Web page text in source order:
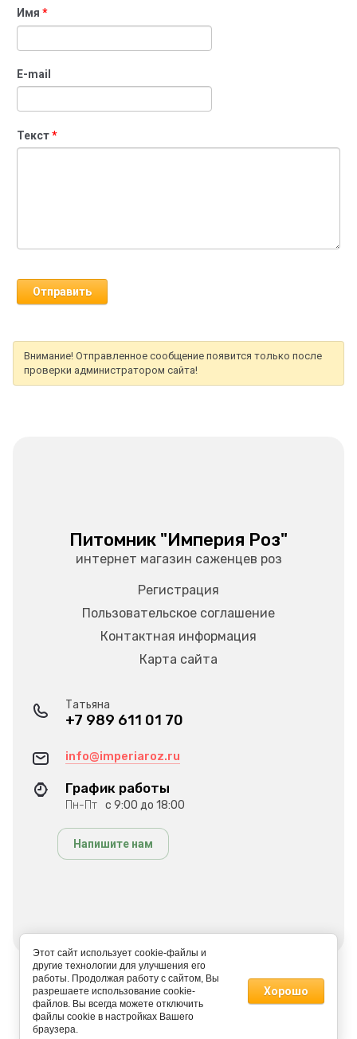
Имя*
E-mail
Текст*
Внимание! Отправленное сообщение появится только после
проверки администратором сайта!
Питомник "Империя Роз"
интернет магазин саженцев роз
Регистрация
Пользовательское соглашение
Контактная информация
Карта сайта
Татьяна
+7 989 611 01 70
info@imperiaroz.ru
График работы
Пн-Пт с 9:00 до 18:00
Напишите нам
© 2022 ИМПЕРИЯ РОЗ
Этот сайт использует cookie-файлы и
другие технологии для улучшения его
работы. Продолжая работу с сайтом, Вы
разрешаете использование cookie-
файлов. Вы всегда можете отключить
файлы cookie в настройках Вашего
браузера.
Хорошо